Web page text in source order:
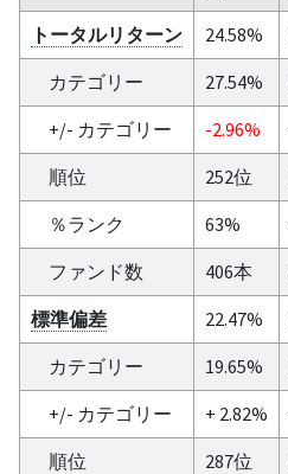
トータルリターン
24.58%
カテゴリー
27.54%
+/- カテゴリー
-2.96%
順位
252位
％ランク
63%
ファンド数
406本
標準偏差
22.47%
カテゴリー
19.65%
+/- カテゴリー
+ 2.82%
順位
287位